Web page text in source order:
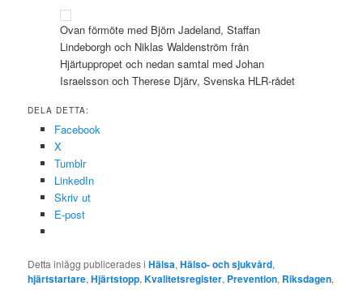
Ovan förmöte med Björn Jadeland, Staffan
Lindeborgh och Niklas Waldenström från
Hjärtuppropet och nedan samtal med Johan
Israelsson och Therese Djärv, Svenska HLR-rådet
DELA DETTA:
Facebook
X
Tumblr
LinkedIn
Skriv ut
E-post
Detta inlägg publicerades iHälsa,Hälso- och sjukvård,
hjärtstartare,Hjärtstopp,Kvalitetsregister, Prevention, Riksdagen,